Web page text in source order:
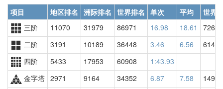
项目 地区排名 洲际排名 世界排名 单次 平均
世界
三阶
11070 31979 86971 16.98 18.61
72666
二阶
3191 10189 36448 3.46 6.56
61431
四阶
5433 17953 60908
1:43.93
金字塔 2971 9164 34352 6.87 7.58
14971